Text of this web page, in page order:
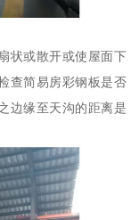
状或散开或使屋面下
查简易房彩钢板是否
边缘至天沟的距离是